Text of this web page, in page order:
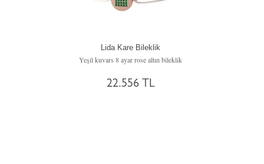
Lida Kare Bileklik
Yeşil kuvars 8 ayar rose altın bileklik
22.556 TL